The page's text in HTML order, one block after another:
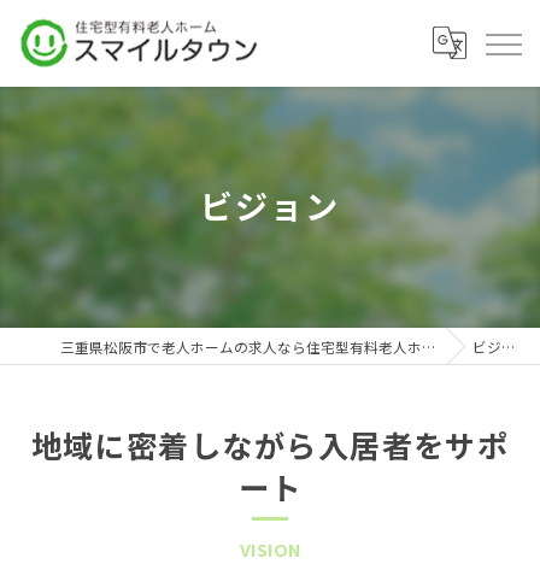
ビジョン
三重県松阪市で老人ホームの求人なら住宅型有料老人ホーム スマイルタウン ビジョン
地域に密着しながら入居者をサポ
ート
VISION